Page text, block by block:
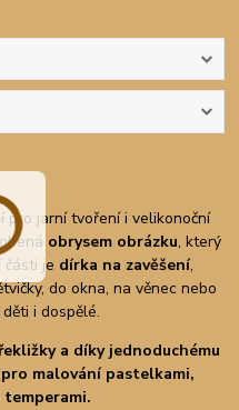
pro jarní tvoření i velikonoční
obrysem obrázku, který
je dírka na zavěšení,
do okna, na věnec nebo
i dospělé.
a díky jednoduchému
malování pastelkami,